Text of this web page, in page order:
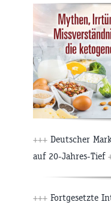
+++ Deutscher
auf 20-Jahres-Tief
+++ Fortgesetzte